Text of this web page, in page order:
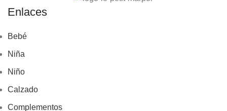
Enlaces
Bebé
Niña
Niño
Calzado
Complementos